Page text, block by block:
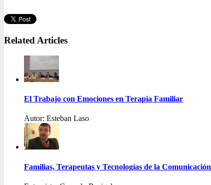
Related Articles
El Trabajo con Emociones en Terapia Familiar
Autor: Esteban Laso
Familias, Terapeutas y Tecnologías de la Comunicación